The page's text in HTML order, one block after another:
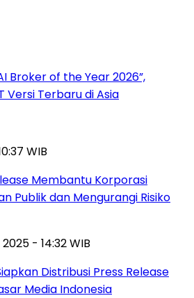
Broker of the Year 2026”,
Versi Terbaru di Asia
WIB
Membantu Korporasi
Publik dan Mengurangi Risiko
- 14:32 WIB
Distribusi Press Release
Media Indonesia